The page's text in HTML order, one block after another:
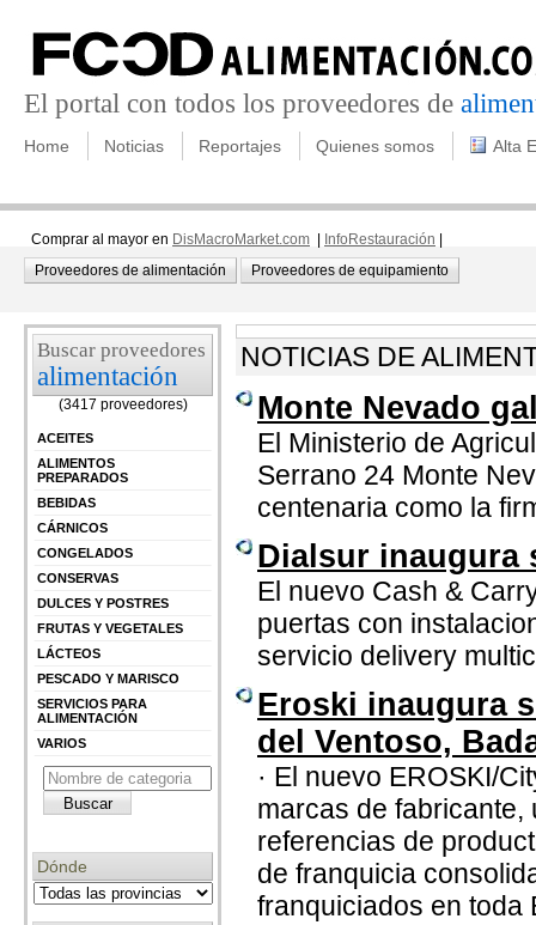
El portal con todos los proveedores de
Home Noticias Reportajes Quienes somos Alta
Comprar al mayor en DisMacroMarket.com InfoRestauración
Proveedores de alimentación
Proveedores de equipamiento
Buscar proveedores
alimentación
(3417 proveedores)
ACEITES
ALIMENTOS
PREPARADOS
BEBIDAS
CÁRNICOS
CONGELADOS
CONSERVAS
DULCES Y POSTRES
FRUTAS Y VEGETALES
LÁCTEOS
PESCADO Y MARISCO
SERVICIOS PARA
ALIMENTACIÓN
VARIOS
Dónde
NOTICIAS DE
Monte Nevado
El Ministerio de
Serrano 24 Monte
centenaria como la
Dialsur inaugura
El nuevo Cash &
puertas con
servicio delivery
Eroski inaugura
del Ventoso,
· El nuevo EROSKI/
marcas de
referencias de
de franquicia
franquiciados en toda